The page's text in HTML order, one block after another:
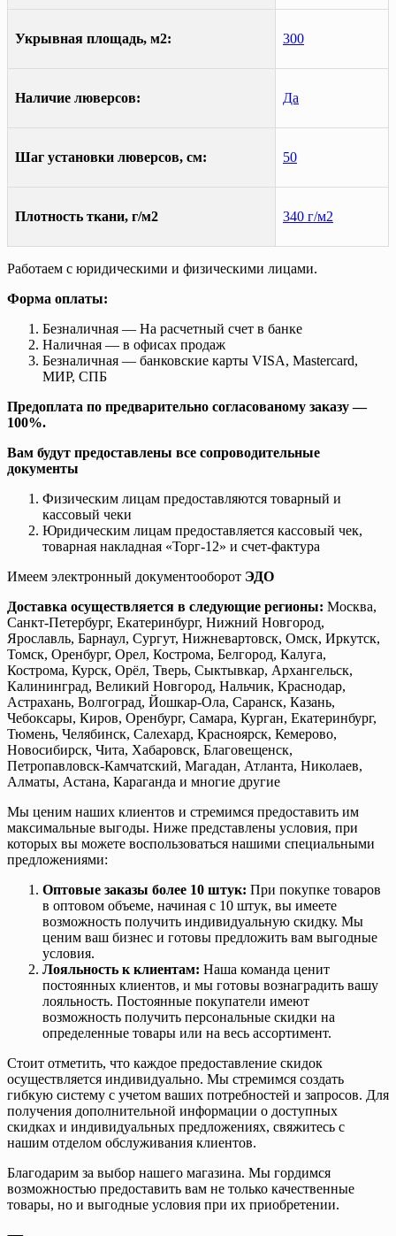
Укрывная площадь, м2: 300
Наличие люверсов: Да
Шаг установки люверсов, см: 50
Плотность ткани, г/м2 340 г/м2
Работаем с юридическими и физическими лицами.
Форма оплаты:
Безналичная — На расчетный счет в банке
Наличная — в офисах продаж
Безналичная — банковские карты VISA, Mastercard,
МИР, СПБ
Предоплата по предварительно согласованому заказу —
100%.
Вам будут предоставлены все сопроводительные
документы
Физическим лицам предоставляются товарный и
кассовый чеки
Юридическим лицам предоставляется кассовый чек,
товарная накладная «Торг-12» и счет-фактура
Имеем электронный документооборот ЭДО
Доставка осуществляется в следующие регионы: Москва,
Санкт-Петербург, Екатеринбург, Нижний Новгород,
Ярославль, Барнаул, Сургут, Нижневартовск, Омск, Иркутск,
Томск, Оренбург, Орел, Кострома, Белгород, Калуга,
Кострома, Курск, Орёл, Тверь, Сыктывкар, Архангельск,
Калининград, Великий Новгород, Нальчик, Краснодар,
Астрахань, Волгоград, Йошкар-Ола, Саранск, Казань,
Чебоксары, Киров, Оренбург, Самара, Курган, Екатеринбург,
Тюмень, Челябинск, Салехард, Красноярск, Кемерово,
Новосибирск, Чита, Хабаровск, Благовещенск,
Петропавловск-Камчатский, Магадан, Атланта, Николаев,
Алматы, Астана, Караганда и многие другие
Мы ценим наших клиентов и стремимся предоставить им
максимальные выгоды. Ниже представлены условия, при
которых вы можете воспользоваться нашими специальными
предложениями:
Оптовые заказы более 10 штук: При покупке товаров
в оптовом объеме, начиная с 10 штук, вы имеете
возможность получить индивидуальную скидку. Мы
ценим ваш бизнес и готовы предложить вам выгодные
условия.
Лояльность к клиентам: Наша команда ценит
постоянных клиентов, и мы готовы вознаградить вашу
лояльность. Постоянные покупатели имеют
возможность получить персональные скидки на
определенные товары или на весь ассортимент.
Стоит отметить, что каждое предоставление скидок
осуществляется индивидуально. Мы стремимся создать
гибкую систему с учетом ваших потребностей и запросов. Для
получения дополнительной информации о доступных
скидках и индивидуальных предложениях, свяжитесь с
нашим отделом обслуживания клиентов.
Благодарим за выбор нашего магазина. Мы гордимся
возможностью предоставить вам не только качественные
товары, но и выгодные условия при их приобретении.